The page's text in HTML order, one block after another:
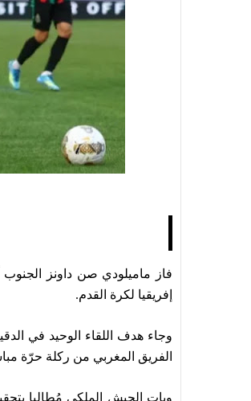
إفريقيا لكرة القدم.
الفريق المغربي من ركلة حرّة